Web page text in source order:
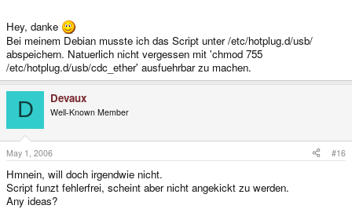
so klappt es bei mir, abgespeichert unter /etc/hotplug/usb/cdc_ether
Hey, danke
Bei meinem Debian musste ich das Script unter /etc/hotplug.d/usb/
abspeichern. Natuerlich nicht vergessen mit 'chmod 755
/etc/hotplug.d/usb/cdc_ether' ausfuehrbar zu machen.
D Devaux
Well-Known Member
May 1, 2006 #16
Hmnein, will doch irgendwie nicht.
Script funzt fehlerfrei, scheint aber nicht angekickt zu werden.
Any ideas?